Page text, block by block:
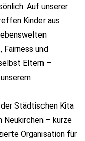
Auf unserer
Kinder aus
Fairness und
Eltern –
Städtischen Kita
Neukirchen – kurze
Organisation für